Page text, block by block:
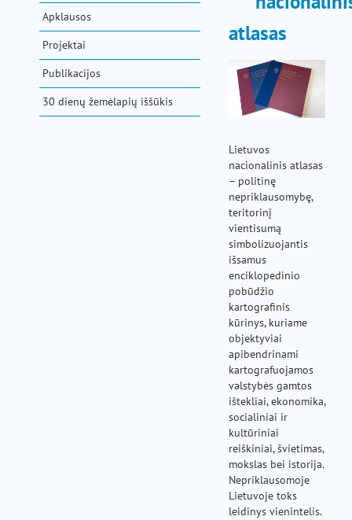
pagalba
Apklausos
Projektai
Publikacijos
30 dienų žemėlapių iššūkis
atlasas
Lietuvos
nacionalinis atlasas
– politinę
nepriklausomybę,
teritorinį
vientisumą
simbolizuojantis
išsamus
enciklopedinio
pobūdžio
kartografinis
kūrinys, kuriame
objektyviai
apibendrinami
kartografuojamos
valstybės gamtos
ištekliai, ekonomika,
socialiniai ir
kultūriniai
reiškiniai, švietimas,
mokslas bei istorija.
Nepriklausomoje
Lietuvoje toks
leidinys vienintelis.